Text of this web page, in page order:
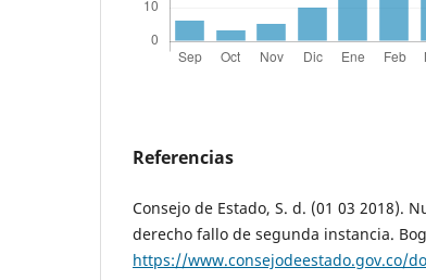
Referencias
Consejo de Estado, S. d. (01 03 2018).
derecho fallo de segunda instancia.
https://www.consejodeestado.gov.co/